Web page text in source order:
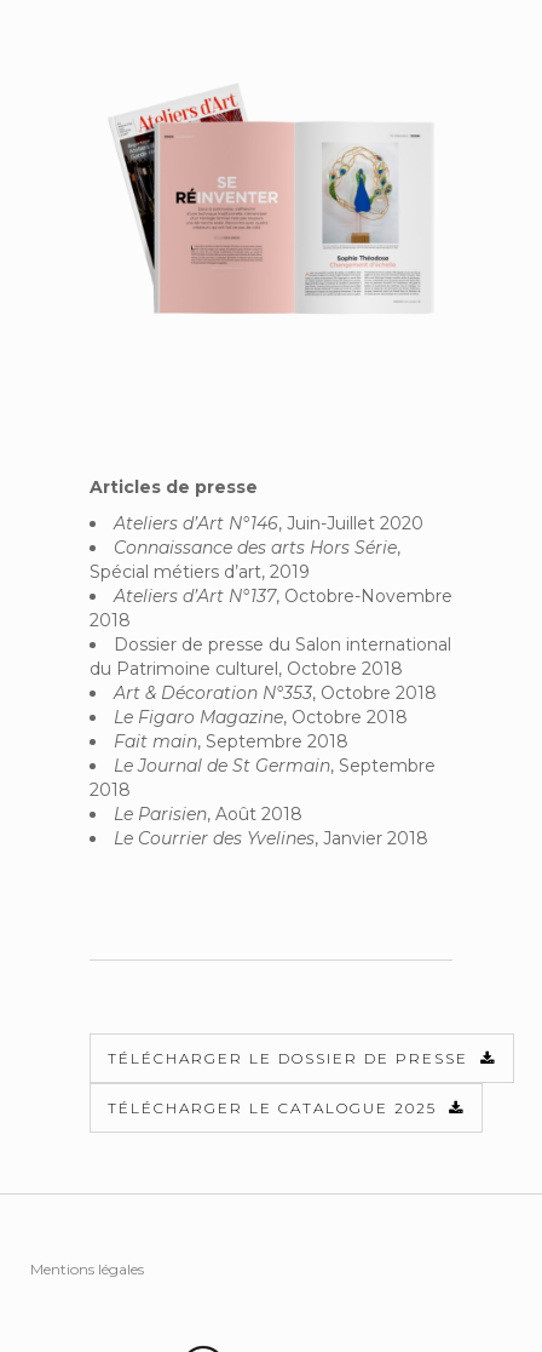
Articles de presse
Ateliers d’Art N°146, Juin-Juillet 2020
Connaissance des arts Hors Série,
Spécial métiers d’art, 2019
Ateliers d’Art N°137, Octobre-Novembre
2018
Dossier de presse du Salon international
du Patrimoine culturel, Octobre 2018
Art & Décoration N°353, Octobre 2018
Le Figaro Magazine, Octobre 2018
Fait main, Septembre 2018
Le Journal de St Germain, Septembre
2018
Le Parisien, Août 2018
Le Courrier des Yvelines, Janvier 2018
TÉLÉCHARGER LE DOSSIER DE PRESSE
TÉLÉCHARGER LE CATALOGUE 2025
Mentions légales